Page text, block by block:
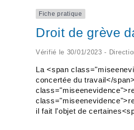
Fiche pratique
Droit de grève
Vérifié le 30/01/2023 -
La <span
concertée du travail</
il fait l'objet de